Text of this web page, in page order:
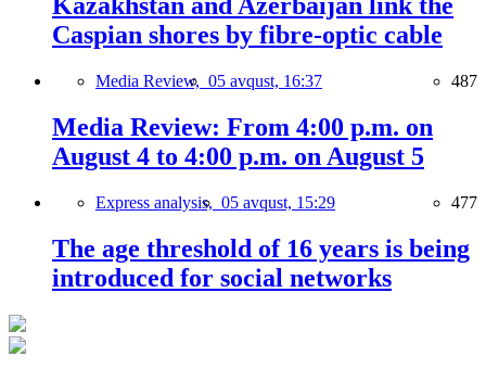
Kazakhstan and Azerbaijan link the
Caspian shores by fibre-optic cable
Media Review, 05 avqust, 16:37 487
Media Review: From 4:00 p.m. on
August 4 to 4:00 p.m. on August 5
Express analysis, 05 avqust, 15:29 477
The age threshold of 16 years is being
introduced for social networks